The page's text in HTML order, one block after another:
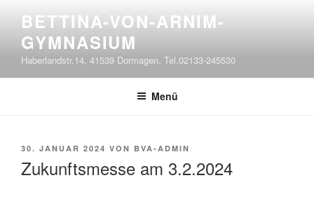
springen
BETTINA-VON-ARNIM-
GYMNASIUM
Haberlandstr.14, 41539 Dormagen, Tel.02133-245530
Menü
VERÖFFENTLICHT
30. JANUAR 2024 VON BVA-ADMIN
Zukunftsmesse am 3.2.2024